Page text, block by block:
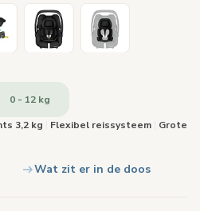
0 - 12 kg
3,2 kg Flexibel reissysteem
Grote
Wat zit er in de doos